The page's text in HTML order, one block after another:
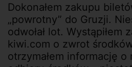
Dokonałem zakupu
„powrotny” do Gruzji.
odwołał lot. Wystąpiłem
kiwi.com o zwrot
otrzymałem informację o